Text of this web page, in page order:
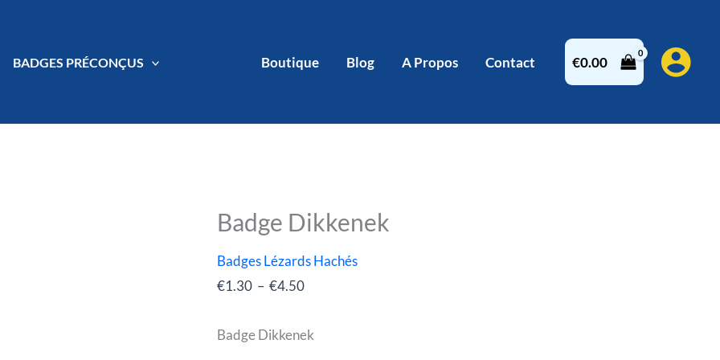
BADGES PRÉCONÇUS Boutique Blog A Propos Contact €0.00
Badge Dikkenek
Badges Lézards Hachés
€1.30 – €4.50
Plage
prix :
€4.50
Badge Dikkenek
quantité
Badge
Dikkenek